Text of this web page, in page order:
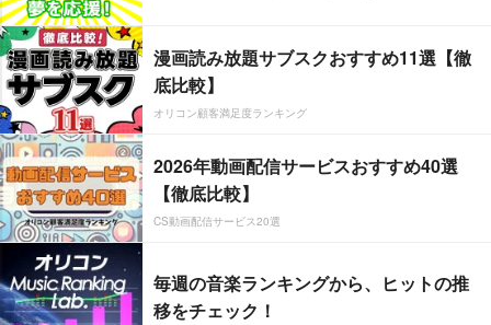
漫画読み放題サブスクおすすめ11選【徹
底比較】
オリコン顧客満足度ランキング
2026年動画配信サービスおすすめ40選
【徹底比較】
CS動画配信サービス20選
毎週の音楽ランキングから、ヒットの推
移をチェック！